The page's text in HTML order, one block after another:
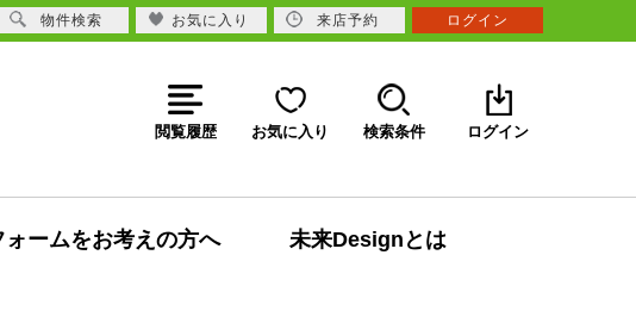
閲覧履歴 お気に入り 検索条件 ログイン
ォームをお考えの方へ 未来Designとは
物件検索 お気に入り 来店予約 ログイン